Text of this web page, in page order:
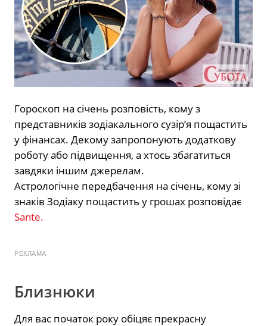
Гороскоп на січень розповість, кому з
представників зодіакального сузір’я пощастить
у фінансах. Декому запропонують додаткову
роботу або підвищення, а хтось збагатиться
завдяки іншим джерелам.
Астрологічне передбачення на січень, кому зі
знаків Зодіаку пощастить у грошах розповідає
Sante.
РЕКЛАМА
Близнюки
Для вас початок року обіцяє прекрасну